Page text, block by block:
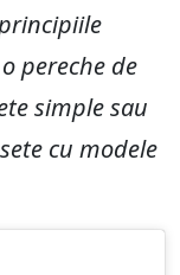
pereche de
simple sau
cu modele